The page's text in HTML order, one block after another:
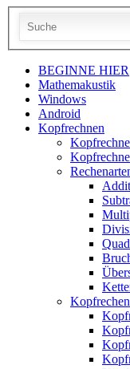
BEGINNE HIER
Mathemakustik
Windows
Android
Kopfrechnen